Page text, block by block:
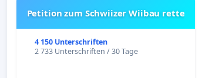
Petition zum Schwiizer Wiibau rette
4 150 Unterschriften
2 733 Unterschriften / 30 Tage